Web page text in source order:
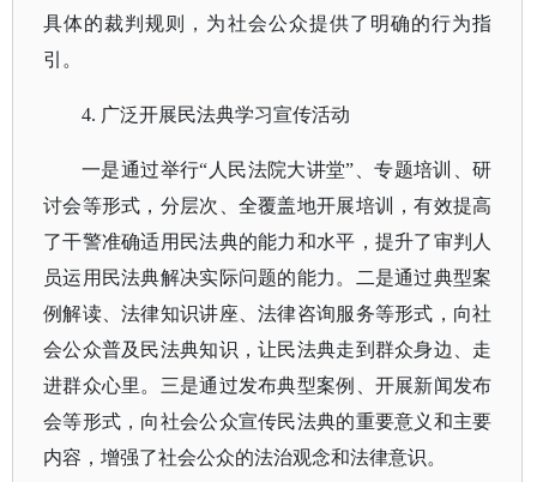
具体的裁判规则，为社会公众提供了明确的行为指
引。
4. 广泛开展民法典学习宣传活动
一是通过举行“人民法院大讲堂”、专题培训、研
讨会等形式，分层次、全覆盖地开展培训，有效提高
了干警准确适用民法典的能力和水平，提升了审判人
员运用民法典解决实际问题的能力。二是通过典型案
例解读、法律知识讲座、法律咨询服务等形式，向社
会公众普及民法典知识，让民法典走到群众身边、走
进群众心里。三是通过发布典型案例、开展新闻发布
会等形式，向社会公众宣传民法典的重要意义和主要
内容，增强了社会公众的法治观念和法律意识。